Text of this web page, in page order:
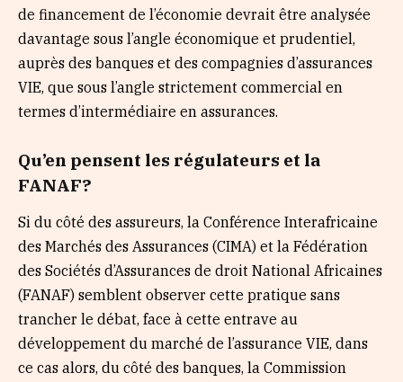
de financement de l’économie devrait être analysée
davantage sous l’angle économique et prudentiel,
auprès des banques et des compagnies d’assurances
VIE, que sous l’angle strictement commercial en
termes d’intermédiaire en assurances.
Qu’en pensent les régulateurs et la
FANAF?
Si du côté des assureurs, la Conférence Interafricaine
des Marchés des Assurances (CIMA) et la Fédération
des Sociétés d’Assurances de droit National Africaines
(FANAF) semblent observer cette pratique sans
trancher le débat, face à cette entrave au
développement du marché de l’assurance VIE, dans
ce cas alors, du côté des banques, la Commission